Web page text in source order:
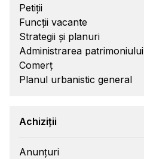
Petiții
Funcții vacante
Strategii și planuri
Administrarea patrimoniului
Comerț
Planul urbanistic general
Achiziții
Anunțuri